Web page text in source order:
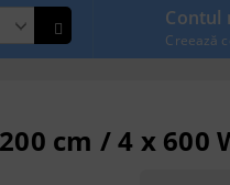
Contul
Creează
cm / 4 x 600